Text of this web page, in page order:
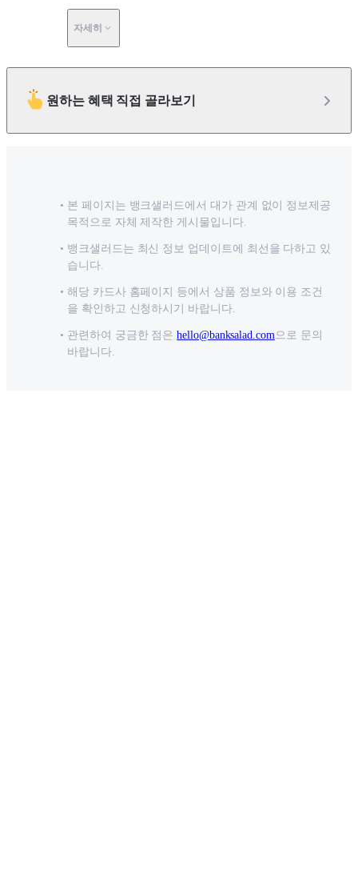
자세히
원하는 혜택 직접 골라보기
본 페이지는 뱅크샐러드에서 대가 관계 없이 정보제공
목적으로 자체 제작한 게시물입니다.
뱅크샐러드는 최신 정보 업데이트에 최선을 다하고 있
습니다.
해당 카드사 홈페이지 등에서 상품 정보와 이용 조건
을 확인하고 신청하시기 바랍니다.
관련하여 궁금한 점은 hello@banksalad.com으로 문의
바랍니다.